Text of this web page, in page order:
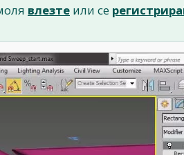
влезте или се